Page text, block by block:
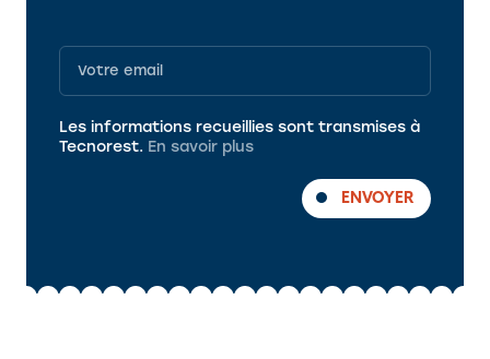
Programme
Les informations recueillies sont transmises à
Tecnorest. En savoir plus
ENVOYER